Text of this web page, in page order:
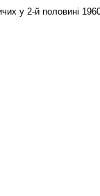
у 2-й половині